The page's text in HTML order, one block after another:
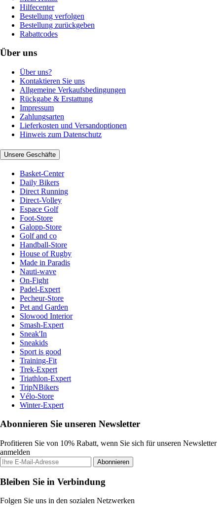
Hilfecenter
Bestellung verfolgen
Bestellung zurückgeben
Rabattcodes
Über uns
Über uns?
Kontaktieren Sie uns
Allgemeine Verkaufsbedingungen
Rückgabe & Erstattung
Impressum
Zahlungsarten
Lieferkosten und Versandoptionen
Hinweis zum Datenschutz
Unsere Geschäfte
Basket-Center
Daily Bikers
Direct Running
Direct-Volley
Espace Golf
Foot-Store
Galopp-Store
Golf and co
Handball-Store
House of Rugby
Made in Paradis
Nauti-wave
On-Fight
Padel-Expert
Pecheur-Store
Pet and Garden
Slowood Interior
Smash-Expert
Sneak'In
Sneakids
Sport is good
Training-Fit
Trek-Expert
Triathlon-Expert
TripNBikers
Vélo-Store
Winter-Expert
Abonnieren Sie unseren Newsletter
Profitieren Sie von 10% Rabatt, wenn Sie sich für unseren Newsletter
anmelden
Abonnieren
Bleiben Sie in Verbindung
Folgen Sie uns in den sozialen Netzwerken